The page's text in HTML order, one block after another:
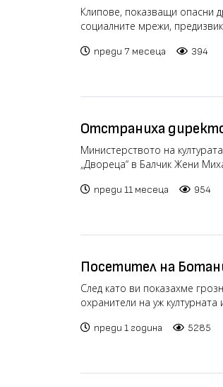
"роден талант" в
(видео)
Клипове, показващи опасни
социалните мрежи,
преди 7 месеца 394
Отстраниха
Михайлова
Министерството на
„Двореца“ в Балчик Жени
преди 11 месеца 954
Посетител на
разказа от първо
на "Двореца"
След като ви показахме
охранители на уж културната
преди 1 година 5285